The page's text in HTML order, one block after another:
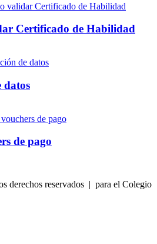
Certificado de Habilidad
datos
de pago
derechos reservados | para el Colegio